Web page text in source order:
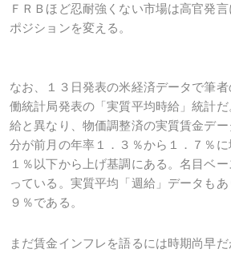
ＦＲＢほど忍耐強くない市場は高官発
ポジションを変える。
なお、１３日発表の米経済データで筆
働統計局発表の「実質平均時給」統計
給と異なり、物価調整済の実質賃金デ
分が前月の年率１．３％から１．７％
１％以下から上げ基調にある。名目ベ
っている。実質平均「週給」データもあ
９％である。
まだ賃金インフレを語るには時期尚早